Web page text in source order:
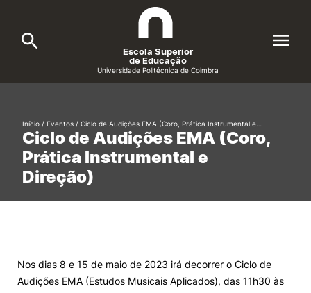
Cursos
Candidatos
Investigação e Projetos
Escola Superior
de Educação
Universidade Politécnica de Coimbra
Search
Formative Offer
Ciclo de Audições EMA (Coro,
Prática Instrumental e
Direção)
Início / Eventos / Ciclo de Audições EMA (Coro, Prática Instrumental e…
Nos dias 8 e 15 de maio de 2023 irá decorrer o Ciclo de
Audições EMA (Estudos Musicais Aplicados), das 11h30 às